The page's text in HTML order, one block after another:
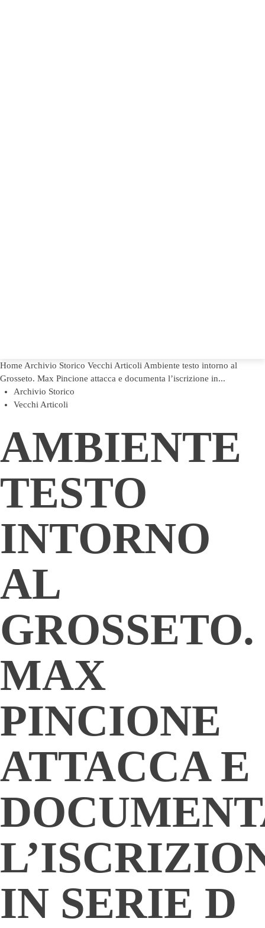
Home Archivio Storico Vecchi Articoli Ambiente testo intorno al
Grosseto. Max Pincione attacca e documenta l’iscrizione in...
Archivio Storico
Vecchi Articoli
AMBIENTE
TESTO
INTORNO
AL
GROSSETO.
MAX
PINCIONE
ATTACCA E
IN SERIE D